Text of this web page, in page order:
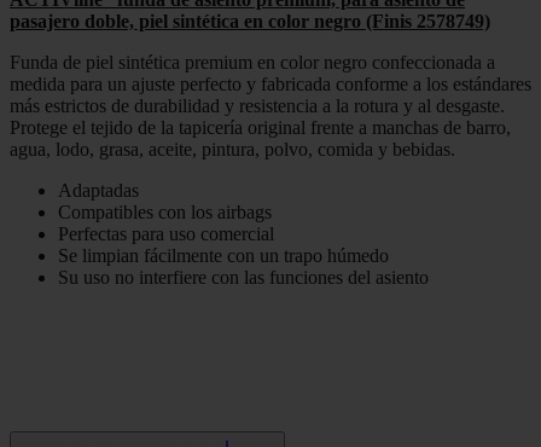
pasajero doble, piel sintética en color negro (Finis 2578749)
Funda de piel sintética premium en color negro confeccionada a
medida para un ajuste perfecto y fabricada conforme a los estándares
más estrictos de durabilidad y resistencia a la rotura y al desgaste.
Protege el tejido de la tapicería original frente a manchas de barro,
agua, lodo, grasa, aceite, pintura, polvo, comida y bebidas.
Adaptadas
Compatibles con los airbags
Perfectas para uso comercial
Se limpian fácilmente con un trapo húmedo
Su uso no interfiere con las funciones del asiento